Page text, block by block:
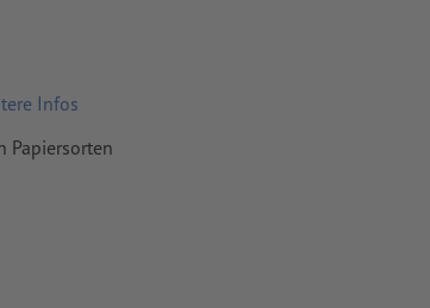
Infos
Papiersorten